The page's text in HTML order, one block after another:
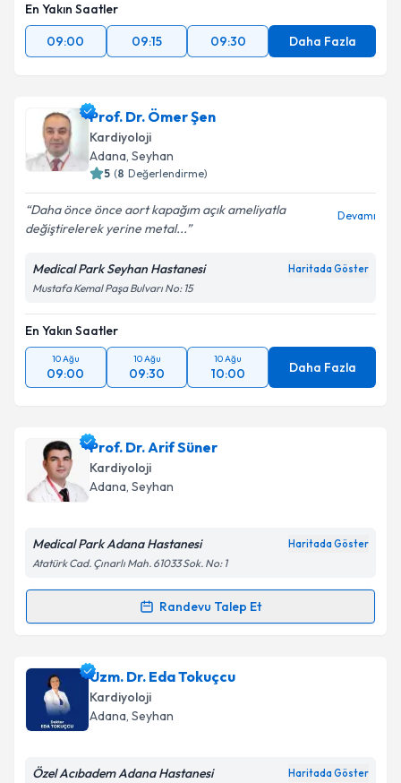
En Yakın Saatler
09:00
09:15 09:30 Daha Fazla
Prof. Dr. Ömer Şen
Kardiyoloji
Adana, Seyhan
5 (8 Değerlendirme)
Daha önce önce aort kapağım açık ameliyatla
değiştirelerek yerine metal...
Devamı
Medical Park Seyhan Hastanesi Haritada Göster
Mustafa Kemal Paşa Bulvarı No: 15
En Yakın Saatler
10 Ağu
09:00
10 Ağu
09:30
10 Ağu
10:00 Daha Fazla
Prof. Dr. Arif Süner
Kardiyoloji
Adana, Seyhan
Medical Park Adana Hastanesi Haritada Göster
Atatürk Cad. Çınarlı Mah. 61033 Sok. No: 1
Randevu Talep Et
Randevu Takvimi Talebi
Prof. Dr. Arif Süneriçin randevu takvimi talebi
oluşturun. Size bu uzmandan randevu almanız için bir
takvim hazırlandığında e-posta ile bilgilendireceğiz.
Uzm. Dr. Eda Tokuçcu
Kardiyoloji
Adana, Seyhan
Özel Acıbadem Adana Hastanesi Haritada Göster